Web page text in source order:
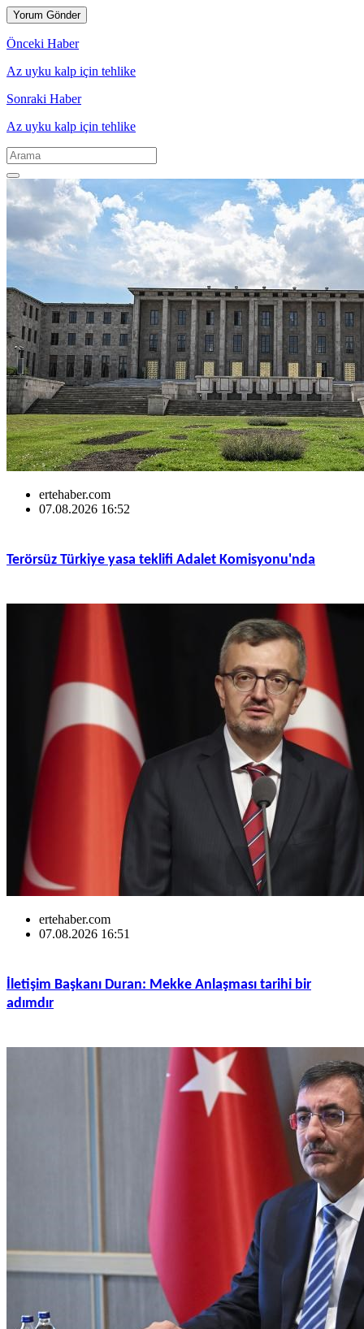
Önceki Haber
Az uyku kalp için tehlike
Sonraki Haber
Az uyku kalp için tehlike
ertehaber.com
07.08.2026 16:52
Terörsüz Türkiye yasa teklifi Adalet Komisyonu'nda
ertehaber.com
07.08.2026 16:51
İletişim Başkanı Duran: Mekke Anlaşması tarihi bir
adımdır